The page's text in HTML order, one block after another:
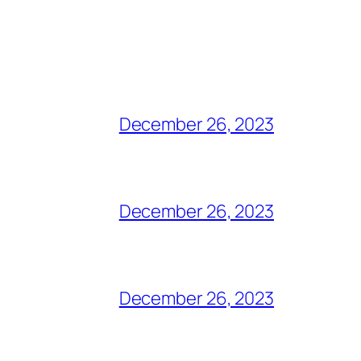
December 26, 2023
December 26, 2023
December 26, 2023